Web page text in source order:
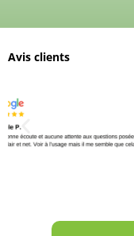
Avis clients